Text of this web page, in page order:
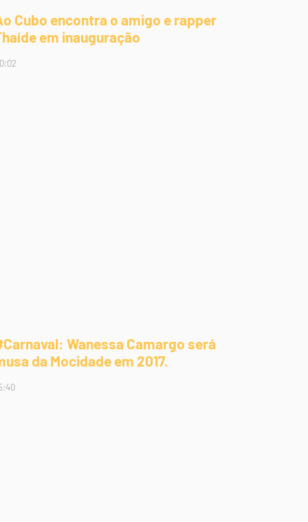
Cubo encontra o amigo e rapper
em inauguração
Wanessa Camargo será
da Mocidade em 2017.